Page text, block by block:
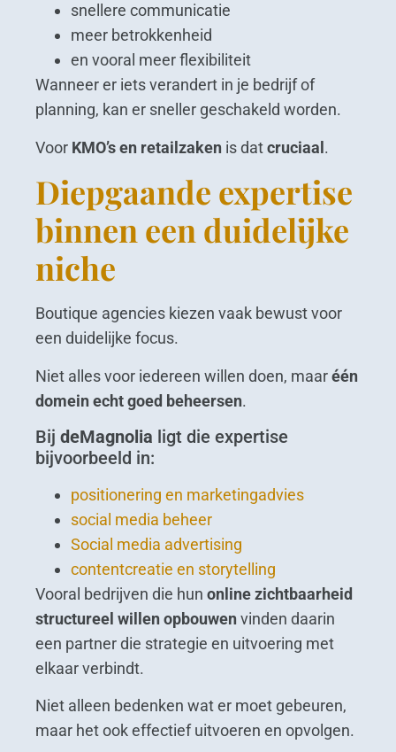
snellere communicatie
meer betrokkenheid
en vooral meer flexibiliteit
Wanneer er iets verandert in je bedrijf of
planning, kan er sneller geschakeld worden.
Voor KMO’s en retailzaken is datcruciaal .
Diepgaande expertise
binnen een duidelijke
niche
Boutique agencies kiezen vaak bewust voor
een duidelijke focus.
Niet alles voor iedereen willen doen, maaréén
domein echt goed beheersen.
Bij deMagnolia ligt die expertise
bijvoorbeeld in:
positionering en marketingadvies
social media beheer
Social media advertising
contentcreatie en storytelling
Vooral bedrijven die hun online zichtbaarheid
structureel willen opbouwenvinden daarin
een partner die strategie en uitvoering met
elkaar verbindt.
Niet alleen bedenken wat er moet gebeuren,
maar het ook effectief uitvoeren en opvolgen.